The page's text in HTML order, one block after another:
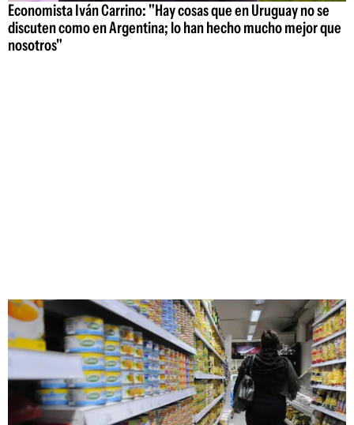
Economista Iván Carrino: "Hay cosas que en Uruguay no se
discuten como en Argentina; lo han hecho mucho mejor que
nosotros"